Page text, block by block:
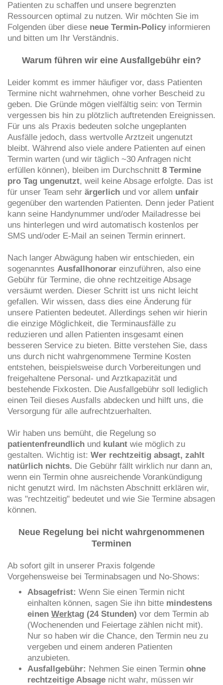
Patienten zu schaffen und unsere begrenzten
Ressourcen optimal zu nutzen. Wir möchten Sie im
Folgenden über diese neue Termin-Policyinformieren
und bitten um Ihr Verständnis.
Warum führen wir eine Ausfallgebühr ein?
Leider kommt es immer häufiger vor, dass Patienten
Termine nicht wahrnehmen, ohne vorher Bescheid zu
geben. Die Gründe mögen vielfältig sein: von Termin
vergessen bis hin zu plötzlich auftretenden Ereignissen.
Für uns als Praxis bedeuten solche ungeplanten
Ausfälle jedoch, dass wertvolle Arztzeit ungenutzt
bleibt. Während also viele andere Patienten auf einen
Termin warten (und wir täglich ~30 Anfragen nicht
erfüllen können), bleiben im Durchschnitt 8 Termine
pro Tag ungenutzt, weil keine Absage erfolgte. Das ist
für unser Team sehr ärgerlich und vor allem unfair
gegenüber den wartenden Patienten. Denn jeder Patient
kann seine Handynummer und/oder Mailadresse bei
uns hinterlegen und wird automatisch kostenlos per
SMS und/oder E-Mail an seinen Termin erinnert.
Nach langer Abwägung haben wir entschieden, ein
sogenanntes Ausfallhonorar einzuführen, also eine
Gebühr für Termine, die ohne rechtzeitige Absage
versäumt werden. Dieser Schritt ist uns nicht leicht
gefallen. Wir wissen, dass dies eine Änderung für
unsere Patienten bedeutet. Allerdings sehen wir hierin
die einzige Möglichkeit, die Terminausfälle zu
reduzieren und allen Patienten insgesamt einen
besseren Service zu bieten. Bitte verstehen Sie, dass
uns durch nicht wahrgenommene Termine Kosten
entstehen, beispielsweise durch Vorbereitungen und
freigehaltene Personal- und Arztkapazität und
bestehende Fixkosten. Die Ausfallgebühr soll lediglich
einen Teil dieses Ausfalls abdecken und hilft uns, die
Versorgung für alle aufrechtzuerhalten.
Wir haben uns bemüht, die Regelung so
patientenfreundlich und kulant wie möglich zu
gestalten. Wichtig ist: Wer rechtzeitig absagt, zahlt
natürlich nichts. Die Gebühr fällt wirklich nur dann an,
wenn ein Termin ohne ausreichende Vorankündigung
nicht genutzt wird. Im nächsten Abschnitt erklären wir,
was "rechtzeitig" bedeutet und wie Sie Termine absagen
können.
Neue Regelung bei nicht wahrgenommenen
Terminen
Ab sofort gilt in unserer Praxis folgende
Vorgehensweise bei Terminabsagen und No-Shows:
Absagefrist: Wenn Sie einen Termin nicht
einhalten können, sagen Sie ihn bitte mindestens
einen Werktag (24 Stunden) vor dem Termin ab
(Wochenenden und Feiertage zählen nicht mit).
Nur so haben wir die Chance, den Termin neu zu
vergeben und einem anderen Patienten
anzubieten.
Ausfallgebühr: Nehmen Sie einen Termin ohne
rechtzeitige Absage nicht wahr, müssen wir